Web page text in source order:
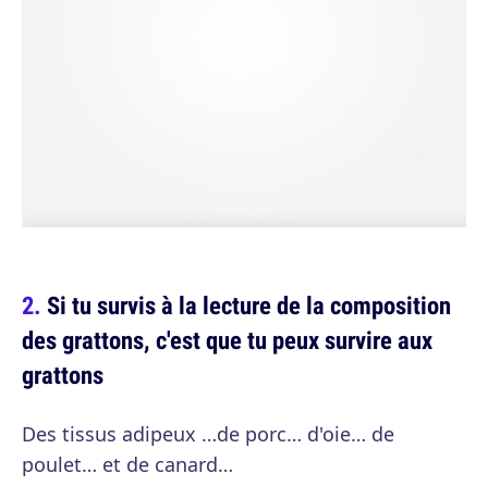
Si tu survis à la lecture de la composition
des grattons, c'est que tu peux survire aux
grattons
Des tissus adipeux …de porc… d'oie… de
poulet… et de canard…